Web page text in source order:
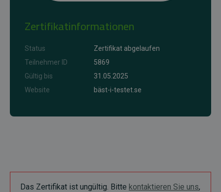
Zertifikatinformationen
Status
Zertifikat abgelaufen
Teilnehmer ID
5869
Gültig bis
31.05.2025
Website
bäst-i-testet.se
Das Zertifikat ist ungültig. Bitte kontaktieren Sie uns,